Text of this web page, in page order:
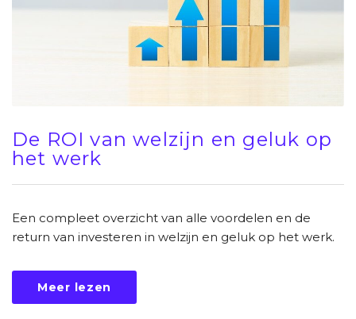
De ROI van welzijn en geluk op
het werk
Een compleet overzicht van alle voordelen en de
return van investeren in welzijn en geluk op het werk.
Meer lezen